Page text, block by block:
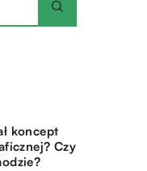
koncept
Czy